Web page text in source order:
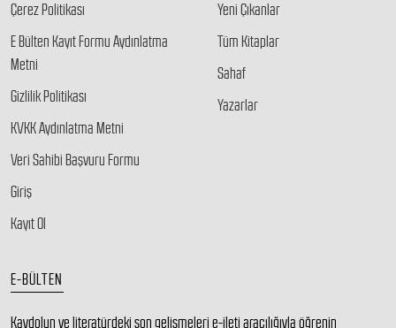
Çerez Politikası
E Bülten Kayıt Formu Aydınlatma
Metni
Gizlilik Politikası
KVKK Aydınlatma Metni
Veri Sahibi Başvuru Formu
Giriş
Kayıt Ol
Yeni Çıkanlar
Tüm Kitaplar
Sahaf
Yazarlar
E-BÜLTEN
Kaydolun ve literatürdeki son gelişmeleri e-ileti aracılığıyla öğrenin